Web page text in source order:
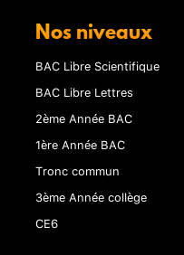
Nos niveaux
BAC Libre Scientifique
BAC Libre Lettres
2ème Année BAC
1ère Année BAC
Tronc commun
3ème Année collège
CE6